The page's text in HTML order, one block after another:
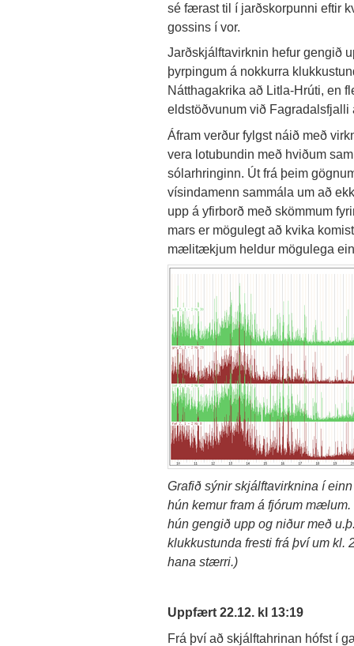
sé færast til í jarðskorpunni eftir
gossins í vor.
Jarðskjálftavirknin hefur gengið
þyrpingum á nokkurra
Nátthagakrika að Litla-Hrúti, en
eldstöðvunum við Fagradalsfjalli
Áfram verður fylgst náið með
vera lotubundin með hviðum
sólarhringinn. Út frá þeim
vísindamenn sammála um að
upp á yfirborð með skömmum
mars er mögulegt að kvika
mælitækjum heldur mögulega
Grafið sýnir skjálftavirknina í
hún kemur fram á fjórum
hún gengið upp og niður með
klukkustunda fresti frá því um kl.
hana stærri.)
Uppfært 22.12. kl 13:19
Frá því að skjálftahrinan hófst í